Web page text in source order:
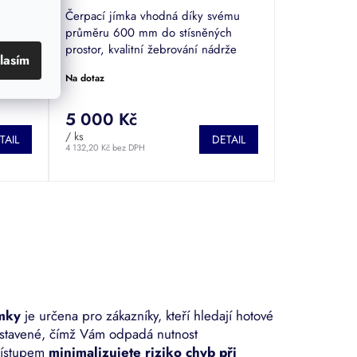
pro
Čerpací jímka vhodná díky svému
průměru 600 mm do stísněných
prostor, kvalitní žebrování nádrže
jílovitých půdách. Vzhledem i ke své
Na dotaz
4 132,20 Kč bez DPH
5 000 Kč
/ ks DETAIL
je určena pro zákazníky, kteří hledají hotové
čímž Vám odpadá nutnost
minimalizujete riziko chyb při